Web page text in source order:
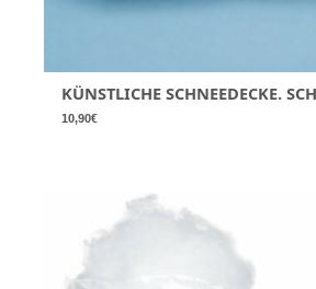
KÜNSTLICHE SCHNEEDECKE.
10,90€